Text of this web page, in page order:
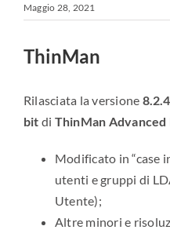
Maggio 28, 2021
ThinMan
Rilasciata la versione 8.2.4
bit di ThinMan Advanced
Modificato in “case
utenti e gruppi di
Utente);
Altre minori e